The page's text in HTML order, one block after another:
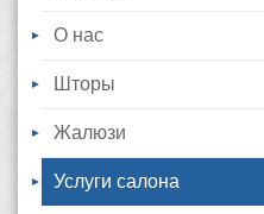
О нас
Шторы
Жалюзи
Услуги салона